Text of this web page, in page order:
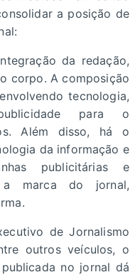
a posição de
da redação,
corpo. A composição
tecnologia,
para o
Além disso, há o
da informação e
publicitárias e
a marca do jornal,
de Jornalismo
outros veículos, o
no jornal dá